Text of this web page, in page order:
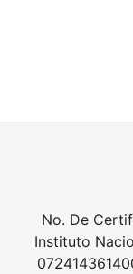
No. De
Instituto